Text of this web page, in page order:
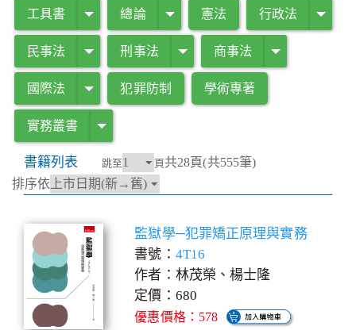
工具書 總論 憲法 行政法
民事法 刑事法 商事法
國際法 犯罪防制 學術專著
實務叢書
書籍列表 跳至 頁共28頁(共555筆)
排序依
監獄學─犯罪矯正原理與實務
書號： 4T16
作者：林茂榮、楊士隆
定價：680
優惠價格：578